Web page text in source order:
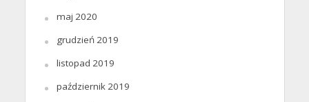
maj 2020
grudzień 2019
listopad 2019
październik 2019